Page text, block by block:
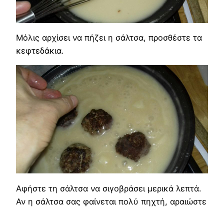
Μόλις αρχίσει να πήζει η σάλτσα, προσθέστε τα
κεφτεδάκια.
Αφήστε τη σάλτσα να σιγοβράσει μερικά λεπτά.
Αν η σάλτσα σας φαίνεται πολύ πηχτή, αραιώστε